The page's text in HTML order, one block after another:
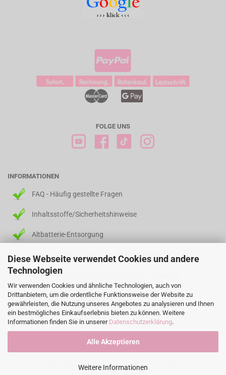
Diese Webseite verwendet Cookies und andere
Technologien
Wir verwenden Cookies und ähnliche Technologien, auch von
Drittanbietern, um die ordentliche Funktionsweise der Website zu
gewährleisten, die Nutzung unseres Angebotes zu analysieren und Ihnen
ein bestmögliches Einkaufserlebnis bieten zu können. Weitere
Informationen finden Sie in unserer Datenschutzerklärung.
Alle Akzeptieren
Weitere Informationen
FOLGE UNS
INFORMATIONEN
FAQ - Häufig gestellte Fragen
Inhaltsstoffe/Sicherheitshinweise
Altbatterie-Entsorgung
Versandkostenfrei ab 125,- EUR Warenwert
Nur für professionellen, gewerblichen Gebrauch
info@fingerspitzenshop.com
Internetshop© Fingerspitzengefühl 2015 - 2026